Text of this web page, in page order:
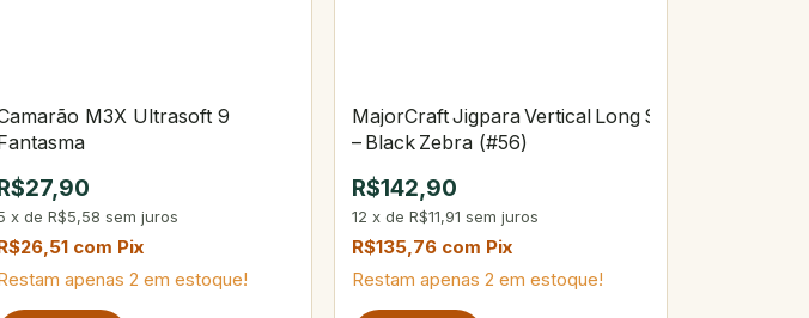
M3X Ultrasoft 9
x de R$5,58 sem juros
com Pix
apenas 2 em estoque!
MajorCraft Jigpara Vertical Long Slow 100 g
– Black Zebra (#56)
R$142,90
12 x de R$11,91 sem juros
R$135,76 com Pix
Restam apenas 2 em estoque!